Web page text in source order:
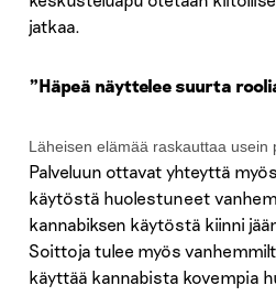
jatkaa.
”Häpeä näyttelee suurta
Läheisen elämää raskauttaa usein
Palveluun ottavat yhteyttä
käytöstä huolestuneet
kannabiksen käytöstä kiinni
Soittoja tulee myös
käyttää kannabista kovempia